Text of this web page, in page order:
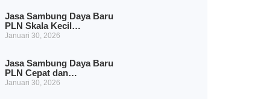
Jasa Sambung Daya Baru
PLN Skala Kecil…
Januari 30, 2026
Jasa Sambung Daya Baru
PLN Cepat dan…
Januari 30, 2026